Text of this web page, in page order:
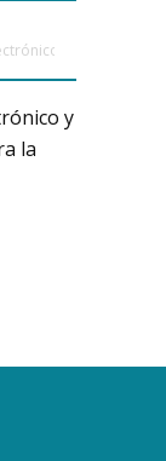
y
la